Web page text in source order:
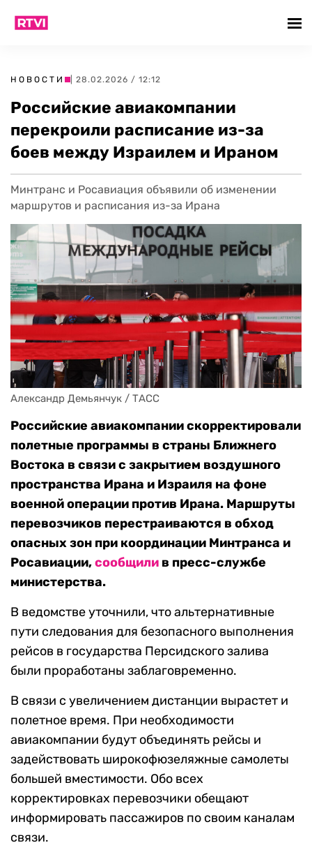
НОВОСТИ | 28.02.2026 / 12:12
Российские авиакомпании
перекроили расписание из-за
боев между Израилем и Ираном
Минтранс и Росавиация объявили об изменении
маршрутов и расписания из-за Ирана
Александр Демьянчук / ТАСС
Российские авиакомпании скорректировали
полетные программы в страны Ближнего
Востока в связи с закрытием воздушного
пространства Ирана и Израиля на фоне
военной операции против Ирана. Маршруты
перевозчиков перестраиваются в обход
опасных зон при координации Минтранса и
Росавиации,сообщили в пресс-службе
министерства.
В ведомстве уточнили, что альтернативные
пути следования для безопасного выполнения
рейсов в государства Персидского залива
были проработаны заблаговременно.
В связи с увеличением дистанции вырастет и
полетное время. При необходимости
авиакомпании будут объединять рейсы и
задействовать широкофюзеляжные самолеты
большей вместимости. Обо всех
корректировках перевозчики обещают
информировать пассажиров по своим каналам
связи.